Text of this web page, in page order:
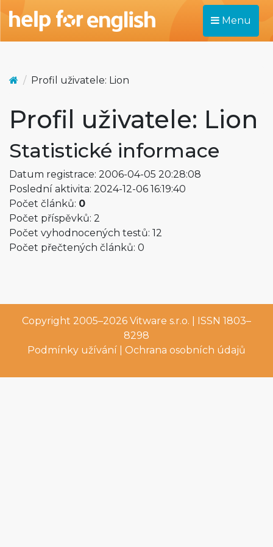
Menu
Profil uživatele: Lion
Profil uživatele: Lion
Statistické informace
Datum registrace: 2006-04-05 20:28:08
Poslední aktivita: 2024-12-06 16:19:40
Počet článků: 0
Počet příspěvků: 2
Počet vyhodnocených testů: 12
Počet přečtených článků: 0
Copyright 2005–2026 Vitware s.r.o. | ISSN 1803–
8298
Podmínky užívání
Ochrana osobních údajů